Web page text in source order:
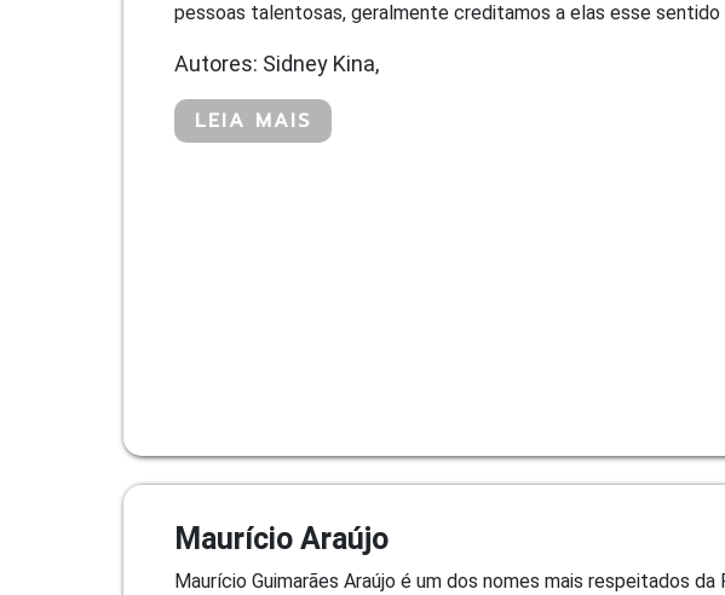
pessoas talentosas, geralmente creditamos a elas esse
Autores: Sidney Kina,
LEIA MAIS
Maurício Araújo
Maurício Guimarães Araújo é um dos nomes mais respeitados